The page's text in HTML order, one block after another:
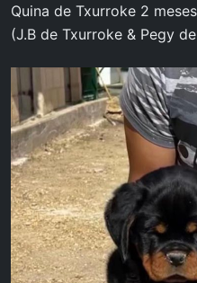
Quina de Txurroke 2 meses
(J.B de Txurroke & Pegy